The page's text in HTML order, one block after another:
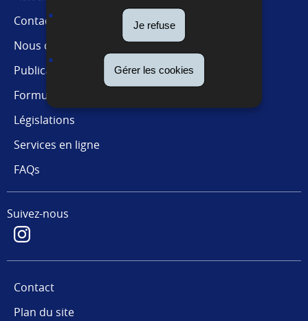
Je refuse
Gérer les cookies
Contact presse
Nous connaître
Publications
Formulaires
Législations
Services en ligne
FAQs
Suivez-nous
Contact
Plan du site